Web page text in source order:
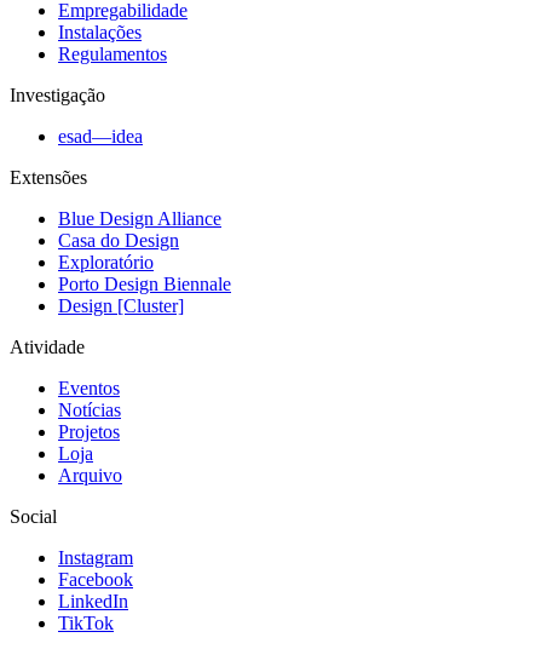
Empregabilidade
Instalações
Regulamentos
Investigação
esad—idea
Extensões
Blue Design Alliance
Casa do Design
Exploratório
Porto Design Biennale
Design [Cluster]
Atividade
Eventos
Notícias
Projetos
Loja
Arquivo
Social
Instagram
Facebook
LinkedIn
TikTok